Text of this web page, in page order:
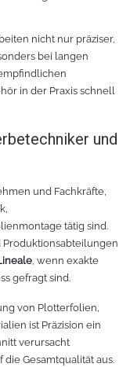
nicht nur präziser,
bei langen
in der Praxis schnell
und
und Fachkräfte,
tätig sind.
Produktionsabteilungen
, wenn exakte
gefragt sind.
von Plotterfolien,
ist Präzision ein
verursacht
Gesamtqualität aus.